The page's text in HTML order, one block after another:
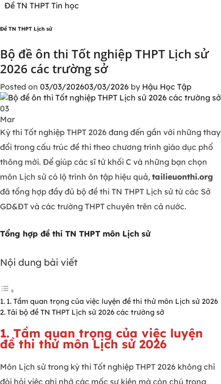
Đề TN THPT Tin học
Đề TN THPT Lịch sử
Bộ đề ôn thi Tốt nghiệp THPT Lịch sử
2026 các trường sở
Posted on 03/03/202603/03/2026 by Hậu Học Tập
03
Mar
Kỳ thi Tốt nghiệp THPT 2026 đang đến gần với những thay
đổi trong cấu trúc đề thi theo chương trình giáo dục phổ
thông mới. Để giúp các sĩ tử khối C và những bạn chọn
môn Lịch sử có lộ trình ôn tập hiệu quả, tailieuonthi.org
đã tổng hợp đầy đủ bộ đề thi TN THPT Lịch sử từ các Sở
GD&ĐT và các trường THPT chuyên trên cả nước.
Tổng hợp đề thi TN THPT môn Lịch sử
Nội dung bài viết
1. Tầm quan trọng của việc luyện đề thi thử môn Lịch sử 2026
Tải bộ đề TN THPT Lịch sử 2026 các trường sở
1. Tầm quan trọng của việc luyện
đề thi thử môn Lịch sử 2026
Môn Lịch sử trong kỳ thi Tốt nghiệp THPT 2026 không chỉ
đòi hỏi việc ghi nhớ các mốc sự kiện mà còn chú trọng